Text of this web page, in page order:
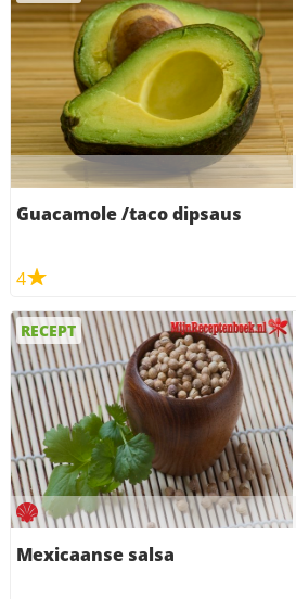
Guacamole /taco dipsaus
4
RECEPT
Mexicaanse salsa